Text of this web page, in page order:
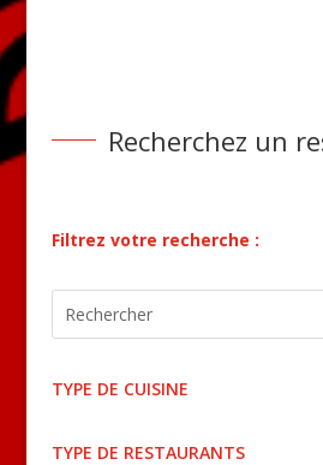
Recherchez un
Filtrez votre recherche :
TYPE DE CUISINE
TYPE DE RESTAURANTS